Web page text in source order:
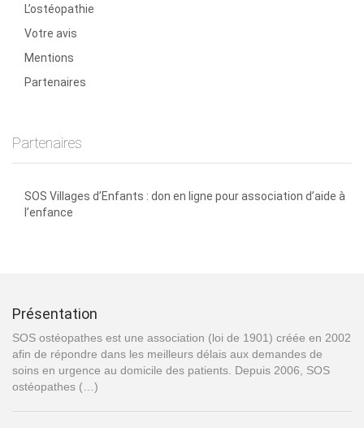
L’ostéopathie
Votre avis
Mentions
Partenaires
Partenaires
SOS Villages d’Enfants : don en ligne pour association d’aide à
l’enfance
Présentation
SOS ostéopathes est une association (loi de 1901) créée en 2002
afin de répondre dans les meilleurs délais aux demandes de
soins en urgence au domicile des patients. Depuis 2006, SOS
ostéopathes (…)